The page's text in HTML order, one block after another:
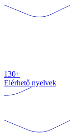
130+
Elérhető nyelvek